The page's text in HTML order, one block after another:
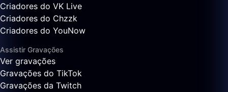
Criadores do VK Live
Criadores do Chzzk
Criadores do YouNow
Assistir Gravações
Ver gravações
Gravações do TikTok
Gravações da Twitch